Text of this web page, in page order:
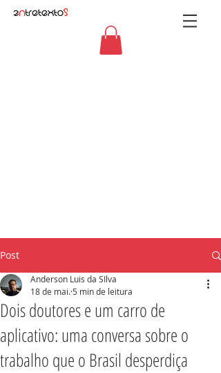
Post
Dois doutores e um carro de
aplicativo: uma conversa sobre o
trabalho que o Brasil desperdiça
Anderson Luis da SIlva
18 de mai. 5 min de leitura